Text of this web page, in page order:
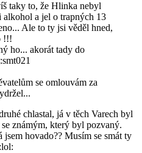
taky to, že Hlinka nebyl
a jel o trapných 13
Ale to ty jsi věděl hned,
!!!
ho... akorát tady do
se omlouvám za
chlastal, já v těch Varech byl
známým, který byl pozvaný.
hovado?? Musím se smát ty